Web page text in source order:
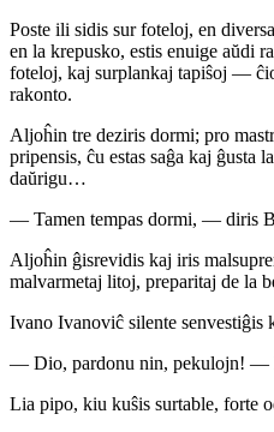
Poste ili sidis sur foteloj, en
en la krepusko, estis enuige aŭdi
foteloj, kaj surplankaj tapiŝoj —
rakonto.
Aljoĥin tre deziris dormi; pro
pripensis, ĉu estas saĝa kaj
daŭrigu…
— Tamen tempas dormi, — diris
Aljoĥin ĝisrevidis kaj iris
malvarmetaj litoj, preparitaj de la
Ivano Ivanoviĉ silente senvestiĝis
— Dio, pardonu nin, pekulojn! —
Lia pipo, kiu kuŝis surtable, forte